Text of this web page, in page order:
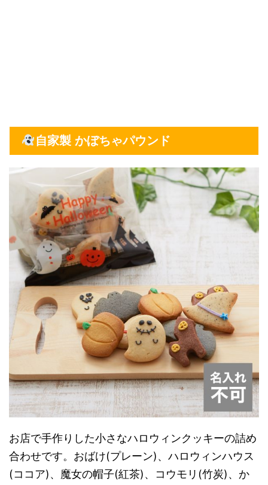
自家製 かぼちゃパウンド
お店で手作りした小さなハロウィンクッキーの詰め
合わせです。おばけ(プレーン)、ハロウィンハウス
(ココア)、魔女の帽子(紅茶)、コウモリ(竹炭)、か